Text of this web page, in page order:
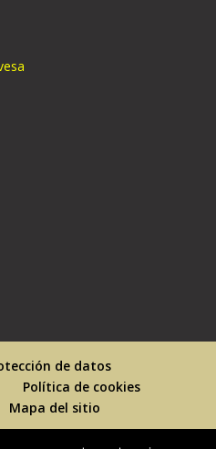
de datos
Política de cookies
Mapa del sitio